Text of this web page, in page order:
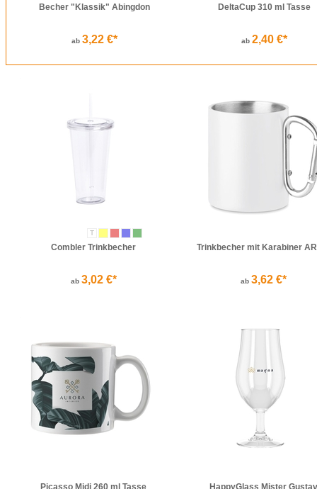
Becher "Klassik" Abingdon
ab 3,22 €*
DeltaCup 310 ml Tasse
ab 2,40 €*
T
Combler Trinkbecher
ab 3,02 €*
Trinkbecher mit Karabiner
ab 3,62 €*
Picasso Midi 260 ml Tasse
HappyGlass Mister Gustav